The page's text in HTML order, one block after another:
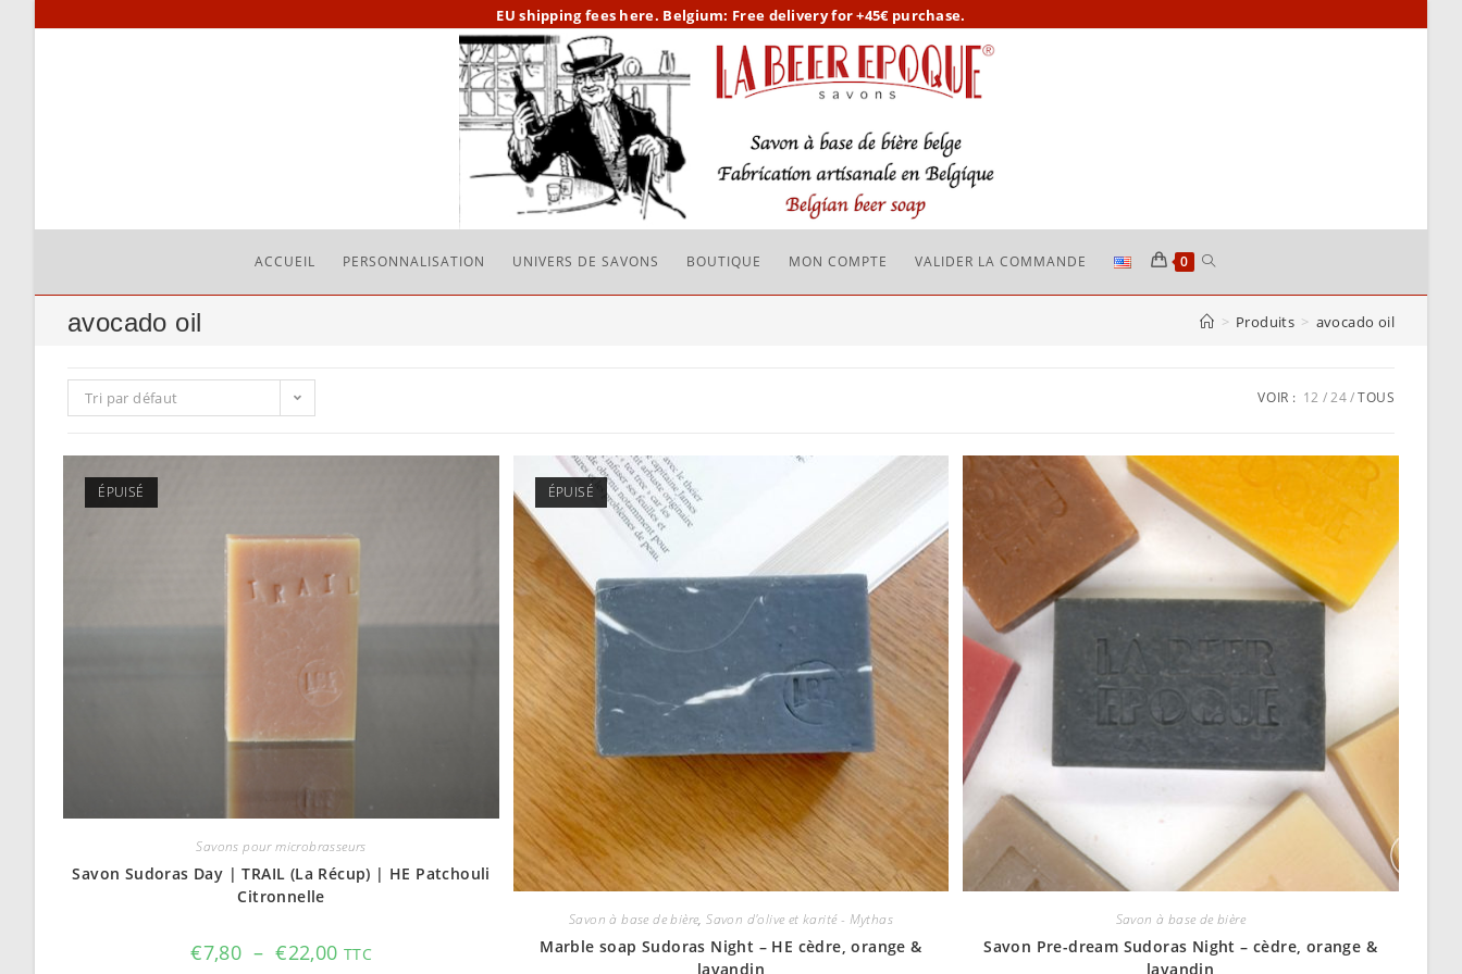
EUshipping fees here. Belgium: Free delivery for +45€ purchase.
ACCUEIL PERSONNALISATION UNIVERS DE SAVONS BOUTIQUE MON COMPTE VALIDER LA COMMANDE 0 TOGGLE
WEBSITE
SEARCH
avocado oil > Produits > avocado oil
Tri par défaut VOIR : 12 24 TOUS
ÉPUISÉ
Savons pour microbrasseurs
Savon Sudoras Day | TRAIL (La Récup) | HE Patchouli
Citronnelle
€7,80 – €22,00Plage
de
TTC
ÉPUISÉ
Savon à base de bière,Savon d'olive et karité - Mythas
Marble soap Sudoras Night – HE cèdre, orange &
lavandin
Savon à base de bière
Savon Pre-dream Sudoras Night – cèdre, orange &
lavandin